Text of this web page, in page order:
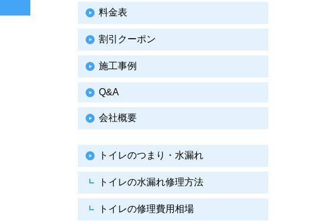
料金表
割引クーポン
施工事例
Q&A
会社概要
トイレのつまり・水漏れ
トイレの水漏れ修理方法
トイレの修理費用相場